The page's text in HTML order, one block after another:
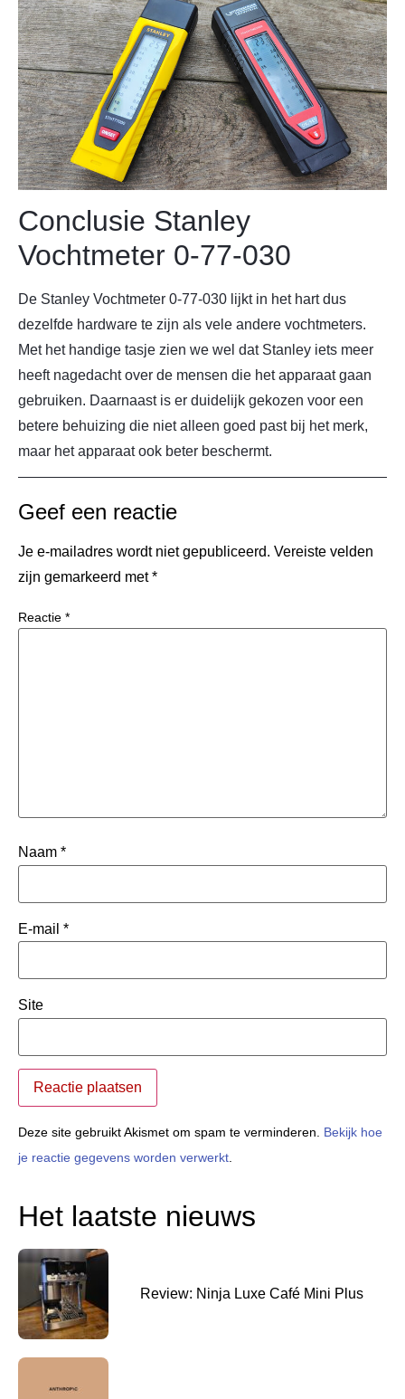
Conclusie Stanley
Vochtmeter 0-77-030
De Stanley Vochtmeter 0-77-030 lijkt in het hart dus
dezelfde hardware te zijn als vele andere vochtmeters.
Met het handige tasje zien we wel dat Stanley iets meer
heeft nagedacht over de mensen die het apparaat gaan
gebruiken. Daarnaast is er duidelijk gekozen voor een
betere behuizing die niet alleen goed past bij het merk,
maar het apparaat ook beter beschermt.
Geef een reactie
Je e-mailadres wordt niet gepubliceerd. Vereiste velden
zijn gemarkeerd met*
Reactie *
Naam *
E-mail *
Site
Deze site gebruikt Akismet om spam te verminderen. Bekijk hoe
je reactie gegevens worden verwerkt.
Het laatste nieuws
Review: Ninja Luxe Café Mini Plus